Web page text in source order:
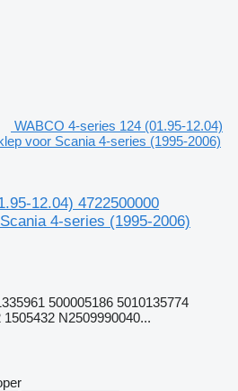
WABCO 4-series 124 (01.95-12.04)
voor Scania 4-series (1995-2006)
12.04) 4722500000
4-series (1995-2006)
500005186 5010135774
N2509990040...